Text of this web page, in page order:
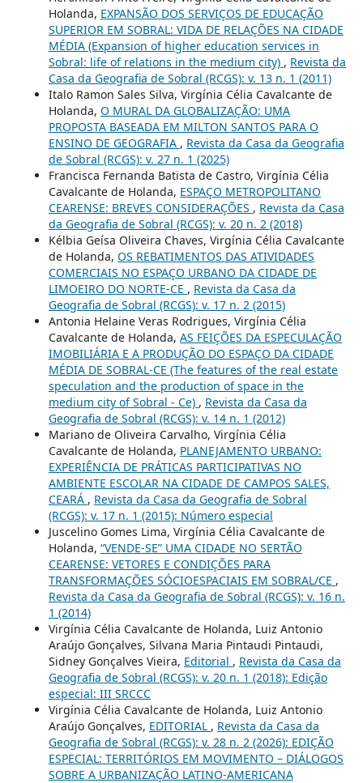
Holanda, EXPANSÃO DOS SERVIÇOS DE EDUCAÇÃO
SUPERIOR EM SOBRAL: VIDA DE RELAÇÕES NA CIDADE
MÉDIA (Expansion of higher education services in
Sobral: life of relations in the medium city) , Revista da
Casa da Geografia de Sobral (RCGS): v. 13 n. 1 (2011)
Italo Ramon Sales Silva, Virgínia Célia Cavalcante de
Holanda, O MURAL DA GLOBALIZAÇÃO: UMA
PROPOSTA BASEADA EM MILTON SANTOS PARA O
ENSINO DE GEOGRAFIA , Revista da Casa da Geografia
de Sobral (RCGS): v. 27 n. 1 (2025)
Francisca Fernanda Batista de Castro, Virgínia Célia
Cavalcante de Holanda, ESPAÇO METROPOLITANO
CEARENSE: BREVES CONSIDERAÇÕES , Revista da Casa
da Geografia de Sobral (RCGS): v. 20 n. 2 (2018)
Kélbia Geísa Oliveira Chaves, Virgínia Célia Cavalcante
de Holanda, OS REBATIMENTOS DAS ATIVIDADES
COMERCIAIS NO ESPAÇO URBANO DA CIDADE DE
LIMOEIRO DO NORTE-CE , Revista da Casa da
Geografia de Sobral (RCGS): v. 17 n. 2 (2015)
Antonia Helaine Veras Rodrigues, Virgínia Célia
Cavalcante de Holanda, AS FEIÇÕES DA ESPECULAÇÃO
IMOBILIÁRIA E A PRODUÇÃO DO ESPAÇO DA CIDADE
MÉDIA DE SOBRAL-CE (The features of the real estate
speculation and the production of space in the
medium city of Sobral - Ce) , Revista da Casa da
Geografia de Sobral (RCGS): v. 14 n. 1 (2012)
Mariano de Oliveira Carvalho, Virgínia Célia
Cavalcante de Holanda, PLANEJAMENTO URBANO:
EXPERIÊNCIA DE PRÁTICAS PARTICIPATIVAS NO
AMBIENTE ESCOLAR NA CIDADE DE CAMPOS SALES,
CEARÁ , Revista da Casa da Geografia de Sobral
(RCGS): v. 17 n. 1 (2015): Número especial
Juscelino Gomes Lima, Virgínia Célia Cavalcante de
Holanda, “VENDE-SE” UMA CIDADE NO SERTÃO
CEARENSE: VETORES E CONDIÇÕES PARA
TRANSFORMAÇÕES SÓCIOESPACIAIS EM SOBRAL/CE ,
Revista da Casa da Geografia de Sobral (RCGS): v. 16 n.
1 (2014)
Virgínia Célia Cavalcante de Holanda, Luiz Antonio
Araújo Gonçalves, Silvana Maria Pintaudi Pintaudi,
Sidney Gonçalves Vieira, Editorial , Revista da Casa da
Geografia de Sobral (RCGS): v. 20 n. 1 (2018): Edição
especial: III SRCCC
Virgínia Célia Cavalcante de Holanda, Luiz Antonio
Araújo Gonçalves, EDITORIAL , Revista da Casa da
Geografia de Sobral (RCGS): v. 28 n. 2 (2026): EDIÇÃO
ESPECIAL: TERRITÓRIOS EM MOVIMENTO – DIÁLOGOS
SOBRE A URBANIZAÇÃO LATINO-AMERICANA